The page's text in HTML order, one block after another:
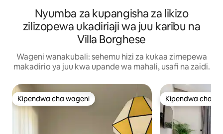
Nyumba za kupangisha za likizo
zilizopewa ukadiriaji wa juu karibu na
Villa Borghese
Wageni wanakubali: sehemu hizi za kukaa zimepewa
makadirio ya juu kwa upande wa mahali, usafi na zaidi.
Kipendwa cha wageni
Kipendwa cha wageni Kipendwa cha
Kipendwa cha